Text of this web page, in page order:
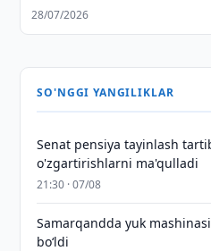
28/07/2026
SO'NGGI YANGILIKLAR
Senat pensiya tayinlash
o'zgartirishlarni ma'qulladi
21:30 · 07/08
Samarqandda yuk
bo‘ldi